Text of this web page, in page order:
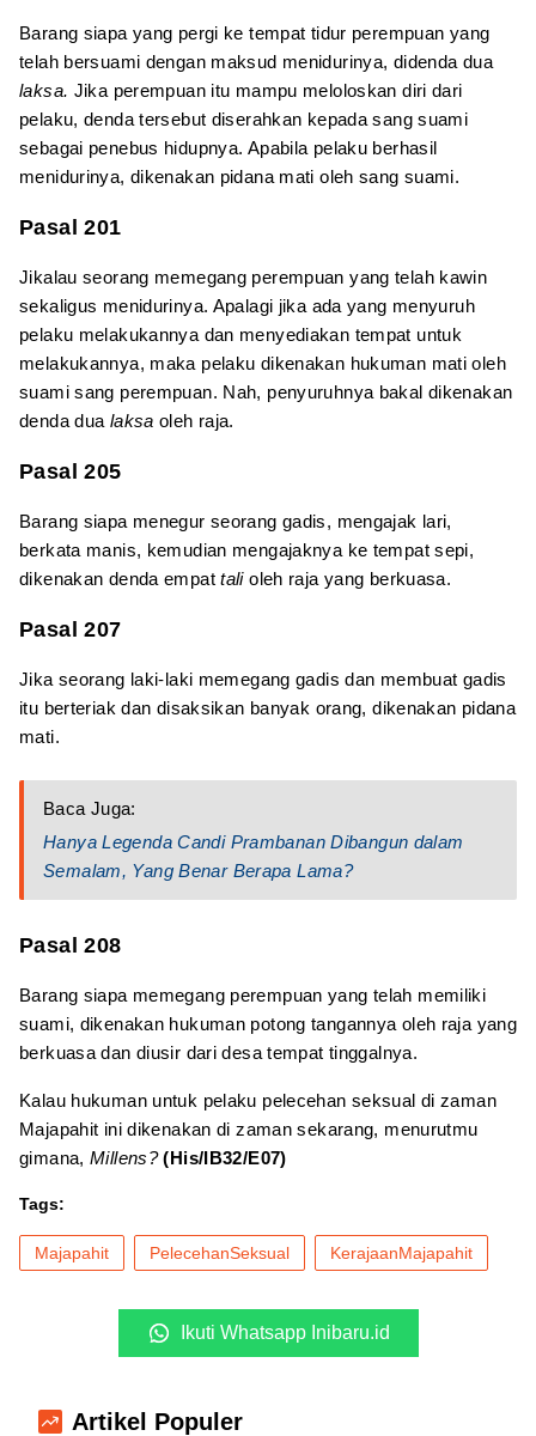
Barang siapa yang pergi ke tempat tidur perempuan yang
telah bersuami dengan maksud menidurinya, didenda dua
laksa. Jika perempuan itu mampu meloloskan diri dari
pelaku, denda tersebut diserahkan kepada sang suami
sebagai penebus hidupnya. Apabila pelaku berhasil
menidurinya, dikenakan pidana mati oleh sang suami.
Pasal 201
Jikalau seorang memegang perempuan yang telah kawin
sekaligus menidurinya. Apalagi jika ada yang menyuruh
pelaku melakukannya dan menyediakan tempat untuk
melakukannya, maka pelaku dikenakan hukuman mati oleh
suami sang perempuan. Nah, penyuruhnya bakal dikenakan
denda dua laksa oleh raja.
Pasal 205
Barang siapa menegur seorang gadis, mengajak lari,
berkata manis, kemudian mengajaknya ke tempat sepi,
dikenakan denda empattalioleh raja yang berkuasa.
Pasal 207
Jika seorang laki-laki memegang gadis dan membuat gadis
itu berteriak dan disaksikan banyak orang, dikenakan pidana
mati.
Baca Juga:
Hanya Legenda Candi Prambanan Dibangun dalam
Semalam, Yang Benar Berapa Lama?
Pasal 208
Barang siapa memegang perempuan yang telah memiliki
suami, dikenakan hukuman potong tangannya oleh raja yang
berkuasa dan diusir dari desa tempat tinggalnya.
Kalau hukuman untuk pelaku pelecehan seksual di zaman
Majapahit ini dikenakan di zaman sekarang, menurutmu
gimana, Millens?(His/IB32/E07)
Tags:
Majapahit PelecehanSeksual KerajaanMajapahit
Ikuti Whatsapp Inibaru.id
Artikel Populer